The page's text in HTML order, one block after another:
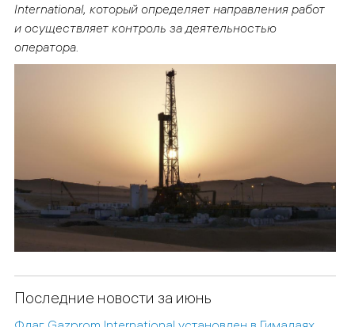
International, который определяет направления работ
и осуществляет контроль за деятельностью
оператора.
Последние новости за июнь